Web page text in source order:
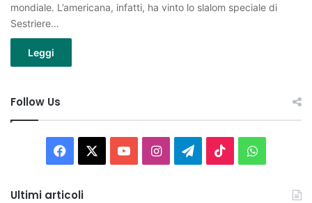
mondiale. L’americana, infatti, ha vinto lo slalom speciale di
Sestriere…
Leggi
Follow Us
Facebook You InstagramTelegram
TikTok
Ultimi articoli